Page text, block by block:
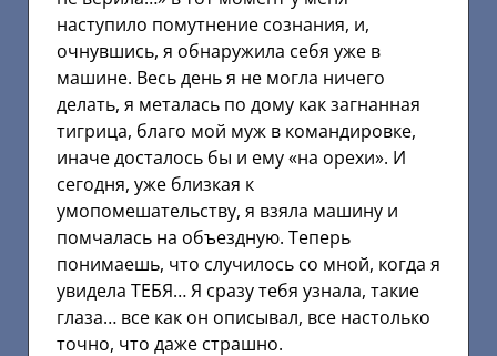
наступило помутнение сознания, и,
очнувшись, я обнаружила себя уже в
машине. Весь день я не могла ничего
делать, я металась по дому как загнанная
тигрица, благо мой муж в командировке,
иначе досталось бы и ему «на орехи». И
сегодня, уже близкая к
умопомешательству, я взяла машину и
помчалась на объездную. Теперь
понимаешь, что случилось со мной, когда я
увидела ТЕБЯ… Я сразу тебя узнала, такие
глаза… все как он описывал, все настолько
точно, что даже страшно.